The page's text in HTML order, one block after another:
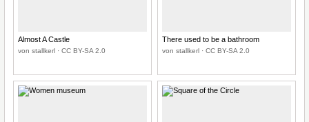
Almost A Castle
von stallkerl · CC BY-SA 2.0
There used to be a bathroom
von stallkerl · CC BY-SA 2.0